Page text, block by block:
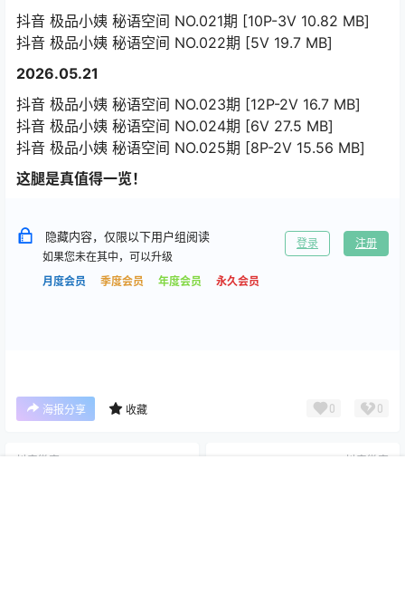
抖音 极品小姨 秘语空间 NO.021期 [10P-3V 10.82 MB]
抖音 极品小姨 秘语空间 NO.022期 [5V 19.7 MB]
2026.05.21
抖音 极品小姨 秘语空间 NO.023期 [12P-2V 16.7 MB]
抖音 极品小姨 秘语空间 NO.024期 [6V 27.5 MB]
抖音 极品小姨 秘语空间 NO.025期 [8P-2V 15.56 MB]
这腿是真值得一览！
隐藏内容，仅限以下用户组阅读
如果您未在其中，可以升级
月度会员
季度会员 年度会员 永久会员
登录 注册
海报分享 收藏 0 0
抖音微密 抖音微密